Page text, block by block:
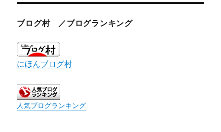
ブログ村 ／ブログランキング
にほんブログ村
人気ブログランキング